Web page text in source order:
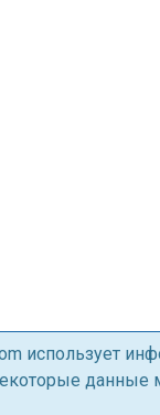
использует
данные